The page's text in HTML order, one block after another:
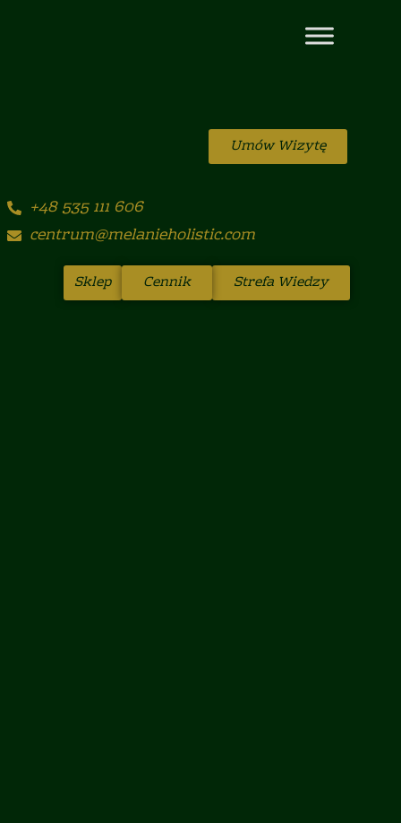
+48 535 111 606
centrum@melanieholistic.com
Umów Wizytę
Strefa Wiedzy
Cennik
Sklep